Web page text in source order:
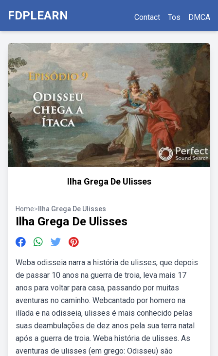
FDPLEARN Contact Tos DMCA
Ilha Grega De Ulisses
Home> Ilha Grega De Ulisses
Ilha Grega De Ulisses
Weba odisseia narra a história de ulisses, que depois
de passar 10 anos na guerra de troia, leva mais 17
anos para voltar para casa, passando por muitas
aventuras no caminho. Webcantado por homero na
ilíada e na odisseia, ulisses é mais conhecido pelas
suas deambulações de dez anos pela sua terra natal
após a guerra de troia. Weba história de ulisses. As
aventuras de ulisses (em grego: Odisseu) são